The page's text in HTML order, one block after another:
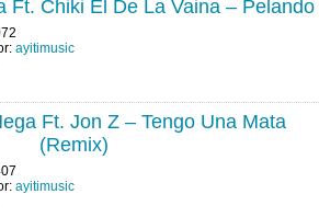
Ft. Chiki El De La Vaina – Pelando
ayitimusic
Ft. Jon Z – Tengo Una Mata
(Remix)
ayitimusic